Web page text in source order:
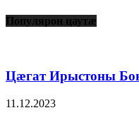
Популярон цаутæ
Цæгат Ирыстоны
11.12.2023